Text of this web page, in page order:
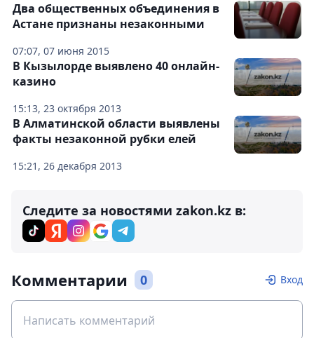
07:07, 07 июня 2015
Два общественных объединения в
Астане признаны незаконными
15:13, 23 октября 2013
В Кызылорде выявлено 40 онлайн-
казино
15:21, 26 декабря 2013
В Алматинской области выявлены
факты незаконной рубки елей
Следите за новостями zakon.kz в:
Комментарии 0 Вход